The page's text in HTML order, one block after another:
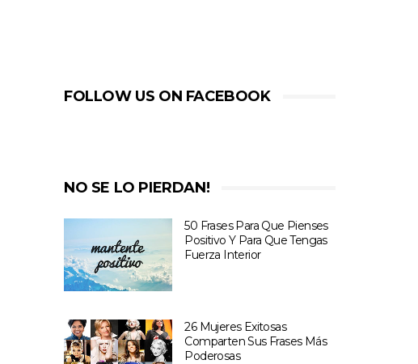
FOLLOW US ON FACEBOOK
NO SE LO PIERDAN!
50 Frases Para Que Pienses
Positivo Y Para Que Tengas
Fuerza Interior
26 Mujeres Exitosas
Comparten Sus Frases Más
Poderosas